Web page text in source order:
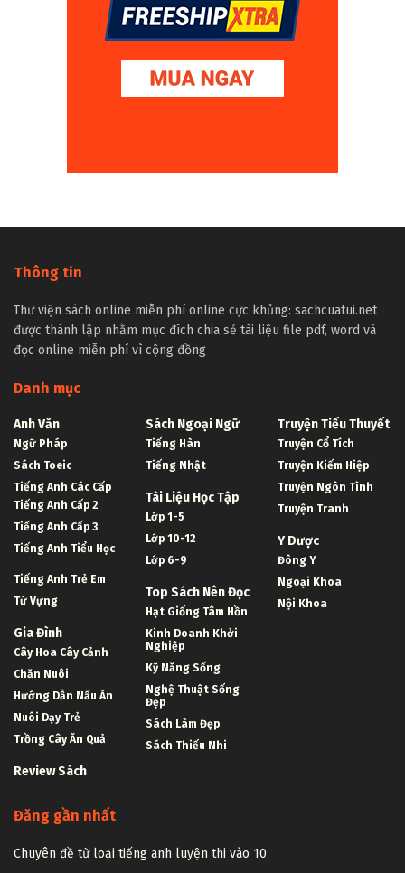
Thông tin
Thư viện sách online miễn phí online cực khủng: sachcuatui.net
được thành lập nhằm mục đích chia sẻ tài liệu file pdf, word và
đọc online miễn phí vì cộng đồng
Danh mục
Anh Văn
Ngữ Pháp
Sách Toeic
Tiếng Anh Các Cấp
Tiếng Anh Cấp 2
Tiếng Anh Cấp 3
Tiếng Anh Tiểu Học
Tiếng Anh Trẻ Em
Từ Vựng
Gia Đình
Cây Hoa Cây Cảnh
Chăn Nuôi
Hướng Dẫn Nấu Ăn
Nuôi Dạy Trẻ
Trồng Cây Ăn Quả
Review Sách
Sách Ngoại Ngữ
Tiếng Hàn
Tiếng Nhật
Tài Liệu Học Tập
Lớp 1-5
Lớp 10-12
Lớp 6-9
Top Sách Nên Đọc
Hạt Giống Tâm Hồn
Kinh Doanh Khởi
Nghiệp
Kỹ Năng Sống
Nghệ Thuật Sống
Đẹp
Sách Làm Đẹp
Sách Thiếu Nhi
Truyện Tiểu Thuyết
Truyện Cổ Tích
Truyện Kiếm Hiệp
Truyện Ngôn Tình
Truyện Tranh
Y Dược
Đông Y
Ngoại Khoa
Nội Khoa
Đăng gần nhất
Chuyên đề từ loại tiếng anh luyện thi vào 10